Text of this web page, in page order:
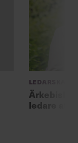
Ledarskap
ledare att